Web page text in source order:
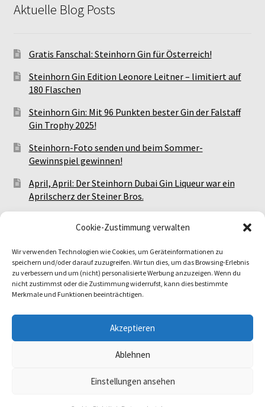
Cookie-Zustimmung verwalten
Wir verwenden Technologien wie Cookies, um Geräteinformationen zu
speichern und/oder darauf zuzugreifen. Wir tun dies, um das Browsing-Erlebnis
zu verbessern und um (nicht) personalisierte Werbung anzuzeigen. Wenn du
nicht zustimmst oder die Zustimmung widerrufst, kann dies bestimmte
Merkmale und Funktionen beeinträchtigen.
Akzeptieren
Ablehnen
Einstellungen ansehen
Aktuelle Blog Posts
Gratis Fanschal: Steinhorn Gin für Österreich!
Steinhorn Gin Edition Leonore Leitner – limitiert auf
180 Flaschen
Steinhorn Gin: Mit 96 Punkten bester Gin der Falstaff
Gin Trophy 2025!
Steinhorn-Foto senden und beim Sommer-
Gewinnspiel gewinnen!
April, April: Der Steinhorn Dubai Gin Liqueur war ein
Aprilscherz der Steiner Bros.
Facebook
Instagram
TikTok
© Steinhorn Gin 2026
Erstellt mit WooCommerce